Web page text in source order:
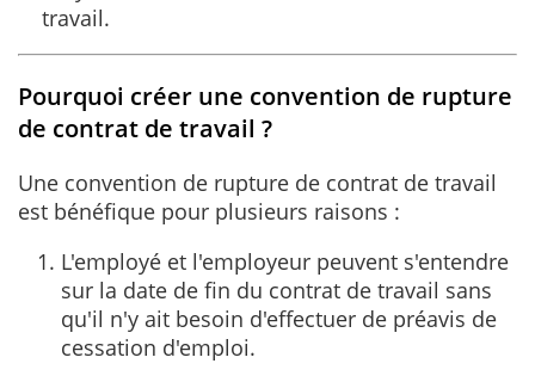
travail.
Pourquoi créer une convention de rupture
de contrat de travail ?
Une convention de rupture de contrat de travail
est bénéfique pour plusieurs raisons :
L'employé et l'employeur peuvent s'entendre
sur la date de fin du contrat de travail sans
qu'il n'y ait besoin d'effectuer de préavis de
cessation d'emploi.